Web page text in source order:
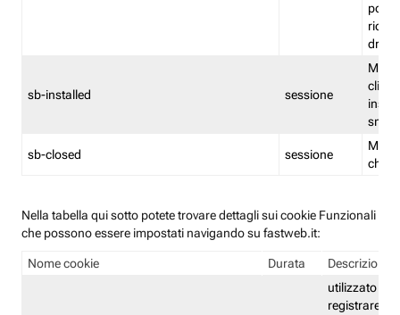
sb-installed sessione
sb-closed sessione
Nella tabella qui sotto potete trovare dettagli sui cookie Funzionali
che possono essere impostati navigando su fastweb.it:
Nome cookie Durata Descrizione
utilizzato per
registrare le